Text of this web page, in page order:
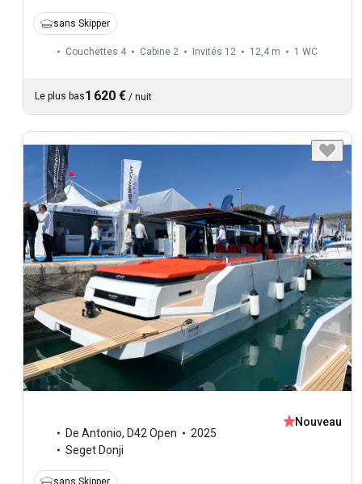
sans Skipper
Couchettes 4 Cabine 2 Invités 12 12,4 m 1 WC
Le plus bas1 620 € / nuit
De Antonio, D42 Open
2025
Seget Donji
Nouveau
sans Skipper